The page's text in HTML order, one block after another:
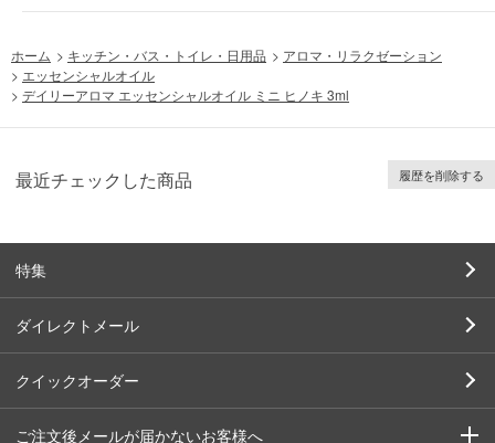
ホーム > キッチン・バス・トイレ・日用品 > アロマ・リラクゼーション
> エッセンシャルオイル
> デイリーアロマ エッセンシャルオイル ミニ ヒノキ 3ml
最近チェックした商品 履歴を削除する
特集
ダイレクトメール
クイックオーダー
ご注文後メールが届かないお客様へ